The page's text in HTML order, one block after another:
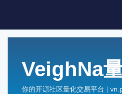
VeighNa
你的开源社区量化交易平台 |